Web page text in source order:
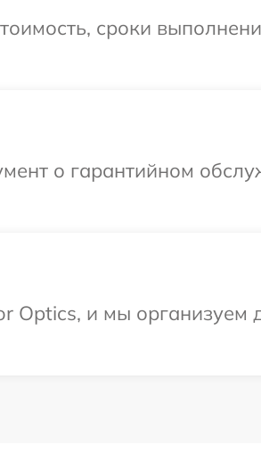
сроки
о гарантийном
и мы организуем